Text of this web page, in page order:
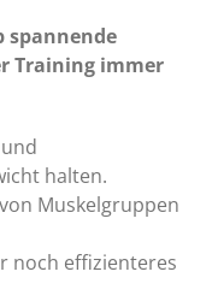
spannende
Training immer
halten.
Muskelgruppen
noch effizienteres